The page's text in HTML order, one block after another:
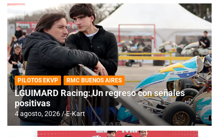
PILOTOS EKVP RMC BUENOS AIRES
LGUIMARD Racing: Un regreso con señales
positivas
4 agosto, 2026 E-Kart